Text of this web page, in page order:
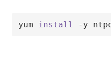
yum install